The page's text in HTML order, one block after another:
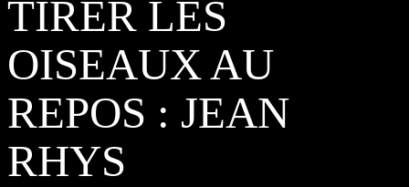
TIRER LES
OISEAUX AU
REPOS : JEAN
RHYS